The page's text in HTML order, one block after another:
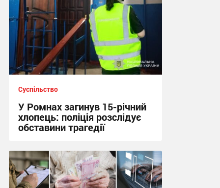
Суспільство
У Ромнах загинув 15-річний
хлопець: поліція розслідує
обставини трагедії
10:13 вчора